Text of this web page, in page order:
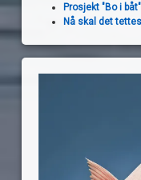
Prosjekt "Bo i båt"
Nå skal det